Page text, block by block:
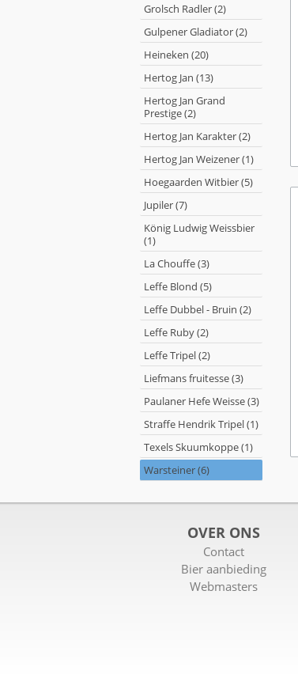
Grolsch Radler (2)
Gulpener Gladiator (2)
Heineken (20)
Hertog Jan (13)
Hertog Jan Grand
Prestige (2)
Hertog Jan Karakter (2)
Hertog Jan Weizener (1)
Hoegaarden Witbier (5)
Jupiler (7)
König Ludwig Weissbier
(1)
La Chouffe (3)
Leffe Blond (5)
Leffe Dubbel - Bruin (2)
Leffe Ruby (2)
Leffe Tripel (2)
Liefmans fruitesse (3)
Paulaner Hefe Weisse (3)
Straffe Hendrik Tripel (1)
Texels Skuumkoppe (1)
Warsteiner (6)
OVER ONS
Contact
Bier aanbieding
Webmasters